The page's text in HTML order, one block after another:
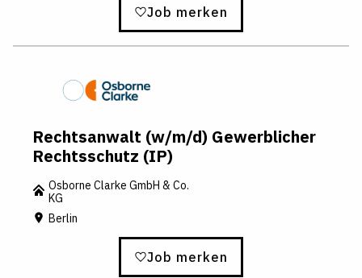
Job merken
Rechtsanwalt (w/m/d) Gewerblicher
Rechtsschutz (IP)
Osborne Clarke GmbH & Co.
KG
Berlin
Job merken